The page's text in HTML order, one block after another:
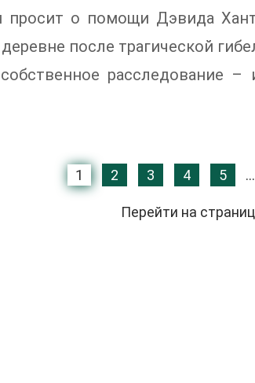
просит о помощи Дэвида
после трагической
расследование
1 2 3 4 5 ...
Перейти на